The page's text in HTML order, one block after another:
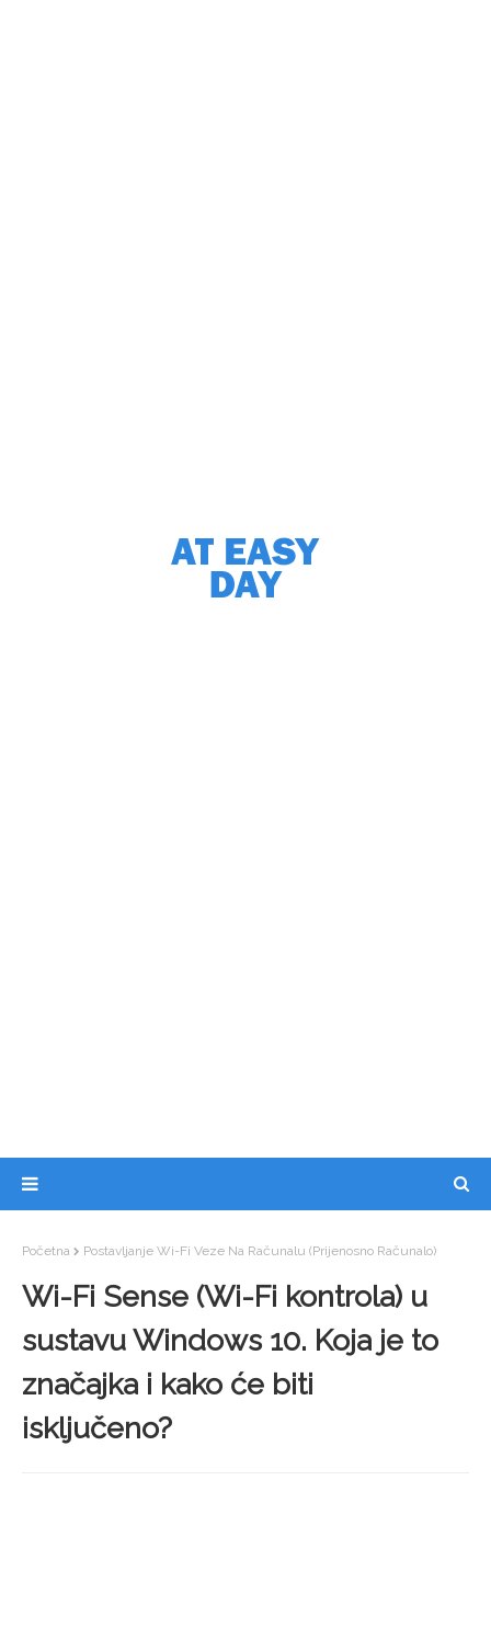
Početna Postavljanje Wi-Fi Veze Na Računalu (prijenosno Računalo)
Wi-Fi Sense (Wi-Fi kontrola) u
sustavu Windows 10. Koja je to
značajka i kako će biti
isključeno?